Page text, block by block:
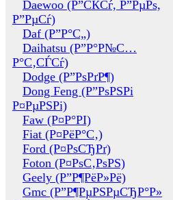
Daewoo (Р”СЌСѓ, Р”РµРѕ,
Р”РµСѓ)
Daf (Р”Р°С„)
Daihatsu (Р”Р°Р№С…
Р°С‚СЃСѓ)
Dodge (Р”РѕРґР¶)
Dong Feng (Р”РѕРЅРі
Р¤РµРЅРі)
Faw (Р¤Р°РІ)
Fiat (Р¤РёР°С‚)
Ford (Р¤РѕСЂРґ)
Foton (Р¤РѕС‚РѕРЅ)
Geely (Р”Р¶РёР»Рё)
Gmc (Р”Р¶РµРЅРµСЂР°Р»